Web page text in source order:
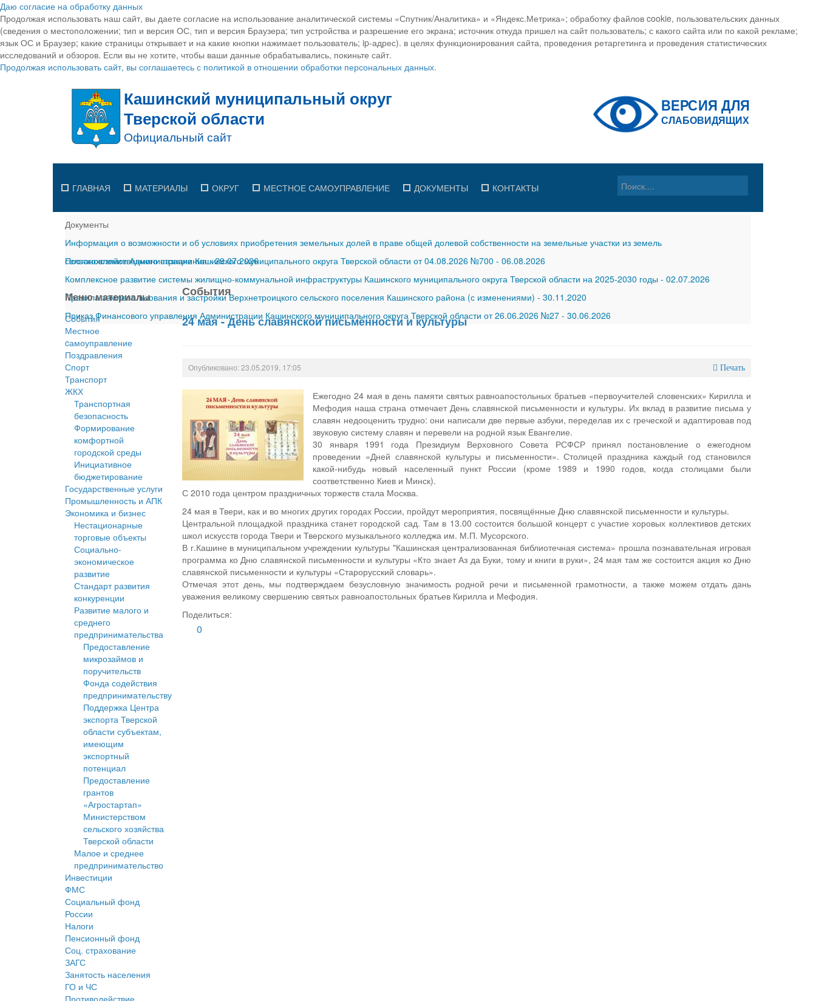
Даю согласие на обработку данных
Продолжая использовать наш сайт, вы даете согласие на использование аналитической системы «Спутник/Аналитика» и «Яндекс.Метрика»; обработку файлов cookie, пользовательских данных
(сведения о местоположении; тип и версия ОС, тип и версия Браузера; тип устройства и разрешение его экрана; источник откуда пришел на сайт пользователь; с какого сайта или по какой рекламе;
язык ОС и Браузер; какие страницы открывает и на какие кнопки нажимает пользователь; ip-адрес). в целях функционирования сайта, проведения ретаргетинга и проведения статистических
исследований и обзоров. Если вы не хотите, чтобы ваши данные обрабатывались, покиньте сайт.
Продолжая использовать сайт, вы соглашаетесь с политикой в отношении обработки персональных данных.
ГЛАВНАЯ МАТЕРИАЛЫ ОКРУГ МЕСТНОЕ САМОУПРАВЛЕНИЕ ДОКУМЕНТЫ КОНТАКТЫ
Документы
Информация о возможности и об условиях приобретения земельных долей в праве общей долевой собственности на земельные участки из земель
сельскохозяйственного назначения-29.07.2026
Постановление Администрации Кашинского муниципального округа Тверской области от 04.08.2026 №700 - 06.08.2026
Комплексное развитие системы жилищно-коммунальной инфраструктуры Кашинского муниципального округа Тверской области на 2025-2030 годы - 02.07.2026
Правила землепользования и застройки Верхнетроицкого сельского поселения Кашинского района (с изменениями) - 30.11.2020
Приказ Финансового управления Администрации Кашинского муниципального округа Тверской области от 26.06.2026 №27 - 30.06.2026
Меню материалы
События
Местное
cамоуправление
Поздравления
Спорт
Транспорт
ЖКХ
Транспортная
безопасность
Формирование
комфортной
городской среды
Инициативное
бюджетирование
Государственные услуги
Промышленность и АПК
Экономика и бизнес
Нестационарные
торговые объекты
Социально-
экономическое
развитие
Стандарт развития
конкуренции
Развитие малого и
среднего
предпринимательства
Предоставление
микрозаймов и
поручительств
Фонда содействия
предпринимательству
Поддержка Центра
экспорта Тверской
области субъектам,
имеющим
экспортный
потенциал
Предоставление
грантов
«Агростартап»
Министерством
сельского хозяйства
Тверской области
Малое и среднее
предпринимательство
Инвестиции
ФМС
Социальный фонд
России
Налоги
Пенсионный фонд
Соц. страхование
ЗАГС
Занятость населения
ГО и ЧС
События
24 мая - День славянской письменности и культуры
Опубликовано: 23.05.2019, 17:05 Печать
Ежегодно 24 мая в день памяти святых равноапостольных братьев «первоучителей словенских» Кирилла и
Мефодия наша страна отмечает День славянской письменности и культуры. Их вклад в развитие письма у
славян недооценить трудно: они написали две первые азбуки, переделав их с греческой и адаптировав под
звуковую систему славян и перевели на родной язык Евангелие.
30 января 1991 года Президиум Верховного Совета РСФСР принял постановление о ежегодном
проведении «Дней славянской культуры и письменности». Столицей праздника каждый год становился
какой-нибудь новый населенный пункт России (кроме 1989 и 1990 годов, когда столицами были
соответственно Киев и Минск).
С 2010 года центром праздничных торжеств стала Москва.
24 мая в Твери, как и во многих других городах России, пройдут мероприятия, посвящённые Дню славянской письменности и культуры.
Центральной площадкой праздника станет городской сад. Там в 13.00 состоится большой концерт с участие хоровых коллективов детских
школ искусств города Твери и Тверского музыкального колледжа им. М.П. Мусорского.
В г.Кашине в муниципальном учреждении культуры "Кашинская централизованная библиотечная система» прошла познавательная игровая
программа ко Дню славянской письменности и культуры «Кто знает Аз да Буки, тому и книги в руки», 24 мая там же состоится акция ко Дню
славянской письменности и культуры «Старорусский словарь».
Отмечая этот день, мы подтверждаем безусловную значимость родной речи и письменной грамотности, а также можем отдать дань
уважения великому свершению святых равноапостольных братьев Кирилла и Мефодия.
Поделиться:
0